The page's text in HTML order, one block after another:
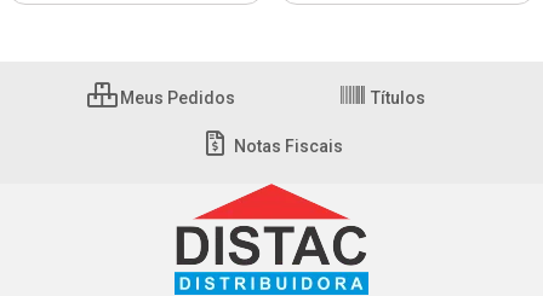
Meus Pedidos Títulos
Notas Fiscais